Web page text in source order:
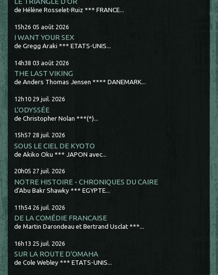
de Hélène Rosselet-Ruiz *** FRANCE...
15h26 05 août 2026
I WANT YOUR SEX
de Gregg Araki *** ETATS-UNIS...
14h38 03 août 2026
THE LAST VIKING
de Anders Thomas Jensen **** DANEMARK...
12h10 29 juil. 2026
L'ODYSSÉE
de Christopher Nolan ***(*)...
15h57 28 juil. 2026
SOUS LE CIEL DE KYOTO
de Akiko Oku *** JAPON avec...
20h05 27 juil. 2026
NOTRE HISTOIRE - CHRONIQUES DU CAIRE
d'Abu Bakr Shawky *** EGYPTE...
11h54 26 juil. 2026
DE LA COMÉDIE FRANCAISE
de Martin Darondeau et Bertrand Usclat ***...
16h13 25 juil. 2026
SUR LA ROUTE D'OMAHA
de Cole Webley *** ETATS-UNIS...